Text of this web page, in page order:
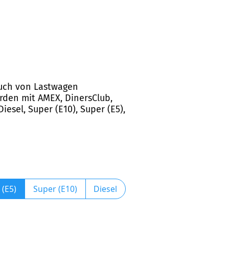
von Lastwagen
mit AMEX, DinersClub,
Super (E10), Super (E5),
Super (E10) Diesel